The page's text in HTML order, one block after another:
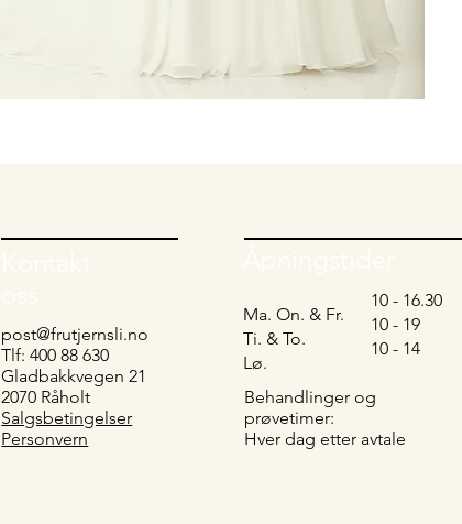
post@frutjernsli.no
Tlf: 400 88 630
Gladbakkvegen 21
2070 Råholt
Salgsbetingelser
Personvern
Ma. On. & Fr.
Ti. & To.
Lø.
10 - 16.30
10 - 19
10 - 14
Behandlinger og
prøvetimer:
Hver dag etter avtale